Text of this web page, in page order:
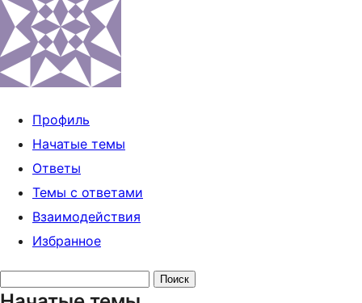
Профиль
Начатые темы
Ответы
Темы с ответами
Взаимодействия
Избранное